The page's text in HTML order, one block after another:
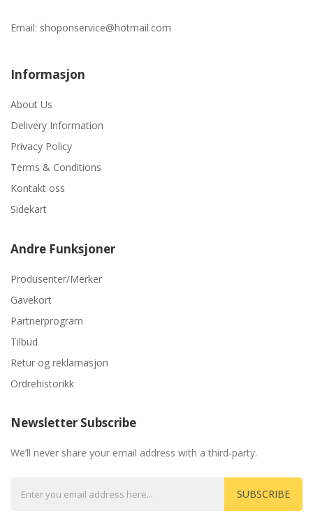
Email: shoponservice@hotmail.com
Informasjon
About Us
Delivery Information
Privacy Policy
Terms & Conditions
Kontakt oss
Sidekart
Andre Funksjoner
Produsenter/Merker
Gavekort
Partnerprogram
Tilbud
Retur og reklamasjon
Ordrehistorikk
Newsletter Subscribe
We’ll never share your email address with a third-party.
SUBSCRIBE